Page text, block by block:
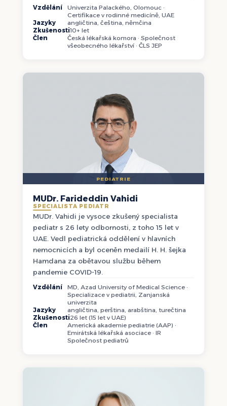
Vzdělání
Univerzita Palackého, Olomouc ·
Certifikace v rodinné medicíně, UAE
Jazyky
angličtina, čeština, němčina
Zkušenosti10+ let
Člen
Česká lékařská komora · Společnost
všeobecného lékařství · ČLS JEP
PEDIATRIE
MUDr. Farideddin Vahidi
SPECIALISTA PEDIATR
MUDr. Vahidi je vysoce zkušený specialista
pediatr s 26 lety odbornosti, z toho 15 let v
UAE. Vedl pediatrická oddělení v hlavních
nemocnicích a byl oceněn medailí H. H. šejka
Hamdana za obětavou službu během
pandemie COVID-19.
Vzdělání
MD, Azad University of Medical Science ·
Specializace v pediatrii, Zanjanská
univerzita
Jazyky
angličtina, perština, arabština, turečtina
Zkušenosti26 let (15 let v UAE)
Člen
Americká akademie pediatrie (AAP) ·
Emirátská lékařská asociace · IR
Společnost pediatrů